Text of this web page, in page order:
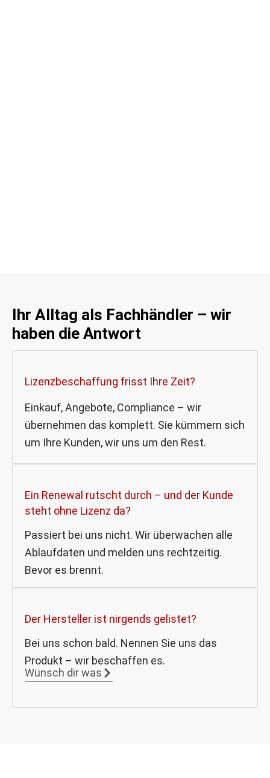
Ihr Alltag als Fachhändler – wir
haben die Antwort
Lizenzbeschaffung frisst Ihre Zeit?
Einkauf, Angebote, Compliance – wir
übernehmen das komplett. Sie kümmern sich
um Ihre Kunden, wir uns um den Rest.
Ein Renewal rutscht durch – und der Kunde
steht ohne Lizenz da?
Passiert bei uns nicht. Wir überwachen alle
Ablaufdaten und melden uns rechtzeitig.
Bevor es brennt.
Der Hersteller ist nirgends gelistet?
Bei uns schon bald. Nennen Sie uns das
Produkt – wir beschaffen es.
Wünsch dir was